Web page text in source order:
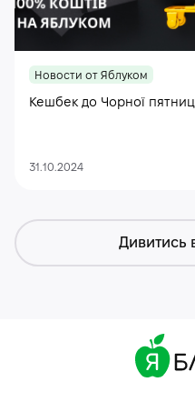
Новости от Яблуком
Кешбек до Чорної
31.10.2024
Дивитись